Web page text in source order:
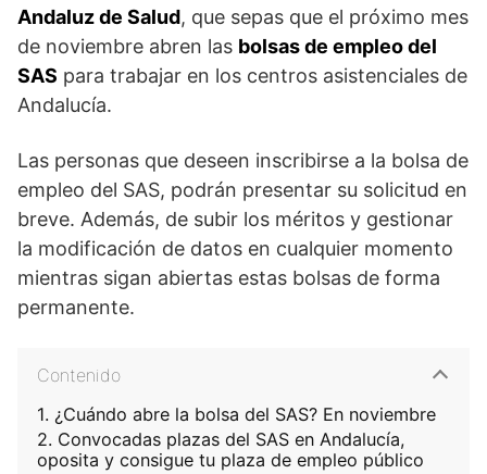
Andaluz de Salud, que sepas que el próximo mes
de noviembre abren las bolsas de empleo del
SAS para trabajar en los centros asistenciales de
Andalucía.
Las personas que deseen inscribirse a la bolsa de
empleo del SAS, podrán presentar su solicitud en
breve. Además, de subir los méritos y gestionar
la modificación de datos en cualquier momento
mientras sigan abiertas estas bolsas de forma
permanente.
Contenido
¿Cuándo abre la bolsa del SAS? En noviembre
Convocadas plazas del SAS en Andalucía,
oposita y consigue tu plaza de empleo público